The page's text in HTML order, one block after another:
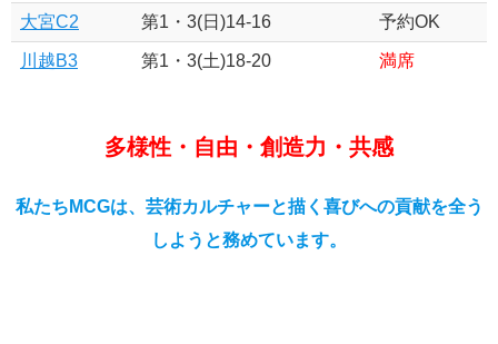
大宮C2 第1・3(日)14-16 予約OK
川越B3 第1・3(土)18-20 満席
多様性・自由・創造力・共感
私たちMCGは、芸術カルチャーと描く喜びへの貢献を全う
しようと務めています。